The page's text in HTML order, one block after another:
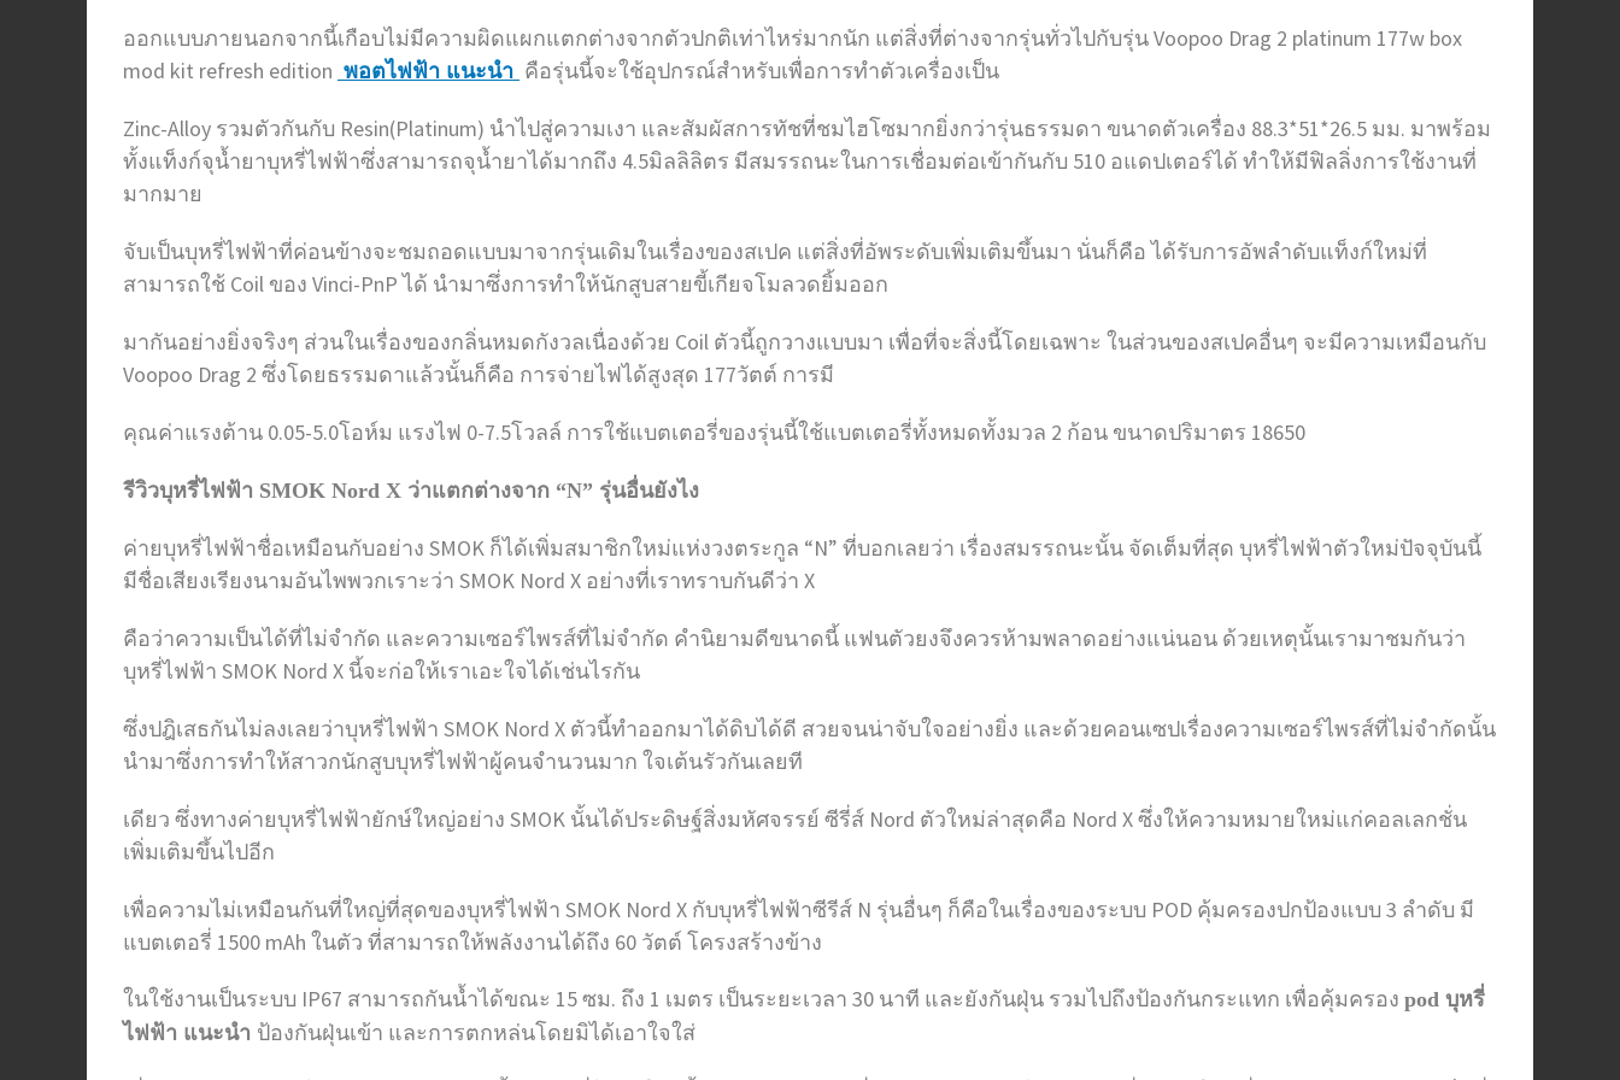
ออกแบบภายนอกจากนี้เกือบไม่มีความผิดแผกแตกต่างจากตัวปกติเท่าไหร่มากนัก แต่สิ่งที่ต่างจากรุ่นทั่วไปกับรุ่น Voopoo Drag 2 platinum 177w box
mod kit refresh edition พอตไฟฟ้า แนะนํา คือรุ่นนี้จะใช้อุปกรณ์สำหรับเพื่อการทำตัวเครื่องเป็น
Zinc-Alloy รวมตัวกันกับ Resin(Platinum) นำไปสู่ความเงา และสัมผัสการทัชที่ชมไฮโซมากยิ่งกว่ารุ่นธรรมดา ขนาดตัวเครื่อง 88.3*51*26.5 มม. มาพร้อม
ทั้งแท็งก์จุน้ำยาบุหรี่ไฟฟ้าซึ่งสามารถจุน้ำยาได้มากถึง 4.5มิลลิลิตร มีสมรรถนะในการเชื่อมต่อเข้ากันกับ 510 อแดปเตอร์ได้ ทำให้มีฟิลลิ่งการใช้งานที่
มากมาย
จับเป็นบุหรี่ไฟฟ้าที่ค่อนข้างจะชมถอดแบบมาจากรุ่นเดิมในเรื่องของสเปค แต่สิ่งที่อัพระดับเพิ่มเติมขึ้นมา นั่นก็คือ ได้รับการอัพลำดับแท็งก์ใหม่ที่
สามารถใช้ Coil ของ Vinci-PnP ได้ นำมาซึ่งการทำให้นักสูบสายขี้เกียจโมลวดยิ้มออก
มากันอย่างยิ่งจริงๆ ส่วนในเรื่องของกลิ่นหมดกังวลเนื่องด้วย Coil ตัวนี้ถูกวางแบบมา เพื่อที่จะสิ่งนี้โดยเฉพาะ ในส่วนของสเปคอื่นๆ จะมีความเหมือนกับ
Voopoo Drag 2 ซึ่งโดยธรรมดาแล้วนั้นก็คือ การจ่ายไฟได้สูงสุด 177วัตต์ การมี
คุณค่าแรงต้าน 0.05-5.0โอห์ม แรงไฟ 0-7.5โวลล์ การใช้แบตเตอรี่ของรุ่นนี้ใช้แบตเตอรี่ทั้งหมดทั้งมวล 2 ก้อน ขนาดปริมาตร 18650
รีวิวบุหรี่ไฟฟ้า SMOK Nord X ว่าแตกต่างจาก “N” รุ่นอื่นยังไง
ค่ายบุหรี่ไฟฟ้าชื่อเหมือนกับอย่าง SMOK ก็ได้เพิ่มสมาชิกใหม่แห่งวงตระกูล “N” ที่บอกเลยว่า เรื่องสมรรถนะนั้น จัดเต็มที่สุด บุหรี่ไฟฟ้าตัวใหม่ปัจจุบันนี้
มีชื่อเสียงเรียงนามอันไพพวกเราะว่า SMOK Nord X อย่างที่เราทราบกันดีว่า X
คือว่าความเป็นได้ที่ไม่จำกัด และความเซอร์ไพรส์ที่ไม่จำกัด คำนิยามดีขนาดนี้ แฟนตัวยงจึงควรห้ามพลาดอย่างแน่นอน ด้วยเหตุนั้นเรามาชมกันว่า
บุหรี่ไฟฟ้า SMOK Nord X นี้จะก่อให้เราเอะใจได้เช่นไรกัน
ซึ่งปฎิเสธกันไม่ลงเลยว่าบุหรี่ไฟฟ้า SMOK Nord X ตัวนี้ทำออกมาได้ดิบได้ดี สวยจนน่าจับใจอย่างยิ่ง และด้วยคอนเซปเรื่องความเซอร์ไพรส์ที่ไม่จำกัดนั้น
นำมาซึ่งการทำให้สาวกนักสูบบุหรี่ไฟฟ้าผู้คนจำนวนมาก ใจเต้นรัวกันเลยที
เดียว ซึ่งทางค่ายบุหรี่ไฟฟ้ายักษ์ใหญ่อย่าง SMOK นั้นได้ประดิษฐ์สิ่งมหัศจรรย์ ซีรี่ส์ Nord ตัวใหม่ล่าสุดคือ Nord X ซึ่งให้ความหมายใหม่แก่คอลเลกชั่น
เพิ่มเติมขึ้นไปอีก
เพื่อความไม่เหมือนกันที่ใหญ่ที่สุดของบุหรี่ไฟฟ้า SMOK Nord X กับบุหรี่ไฟฟ้าซีรีส์ N รุ่นอื่นๆ ก็คือในเรื่องของระบบ POD คุ้มครองปกป้องแบบ 3 ลำดับ มี
แบตเตอรี่ 1500 mAh ในตัว ที่สามารถให้พลังงานได้ถึง 60 วัตต์ โครงสร้างข้าง
ในใช้งานเป็นระบบ IP67 สามารถกันน้ำได้ขณะ 15 ซม. ถึง 1 เมตร เป็นระยะเวลา 30 นาที และยังกันฝุ่น รวมไปถึงป้องกันกระแทก เพื่อคุ้มครอง pod บุหรี่
ไฟฟ้า แนะนํา ป้องกันฝุ่นเข้า และการตกหล่นโดยมิได้เอาใจใส่